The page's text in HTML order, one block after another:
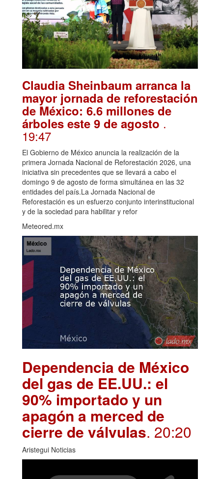
Claudia Sheinbaum arranca la
mayor jornada de reforestación
de México: 6.6 millones de
árboles este 9 de agosto .
19:47
El Gobierno de México anuncia la realización de la
primera Jornada Nacional de Reforestación 2026, una
iniciativa sin precedentes que se llevará a cabo el
domingo 9 de agosto de forma simultánea en las 32
entidades del país.La Jornada Nacional de
Reforestación es un esfuerzo conjunto interinstitucional
y de la sociedad para habilitar y refor
Meteored.mx
Dependencia de México
del gas de EE.UU.: el
90% importado y un
apagón a merced de
cierre de válvulas. 20:20
Aristegui Noticias